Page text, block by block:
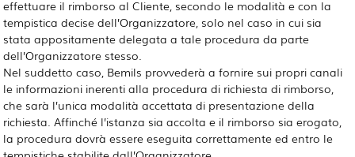
effettuare il rimborso al Cliente, secondo le modalità e con la
tempistica decise dell’Organizzatore, solo nel caso in cui sia
stata appositamente delegata a tale procedura da parte
dell’Organizzatore stesso.
Nel suddetto caso, Bemils provvederà a fornire sui propri canali
le informazioni inerenti alla procedura di richiesta di rimborso,
che sarà l’unica modalità accettata di presentazione della
richiesta. Affinché l’istanza sia accolta e il rimborso sia erogato,
la procedura dovrà essere eseguita correttamente ed entro le